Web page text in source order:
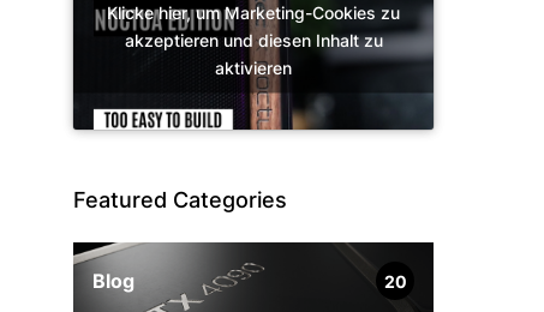
Klicke hier, um Marketing-Cookies zu
akzeptieren und diesen Inhalt zu
aktivieren
Featured Categories
Blog 20